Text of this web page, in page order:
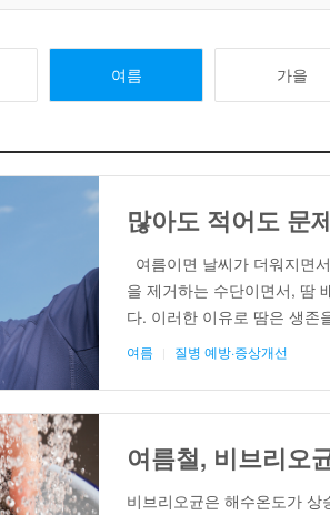
여름 가을
많아도 적어도 문
여름이면 날씨가 더워지면
을 제거하는 수단이면서, 땀
다. 이러한 이유로 땀은 생존
계절에 따라 차이가 있지만,
여름 질병 예방·증상개선
여름철, 비브리오
비브리오균은 해수온도가